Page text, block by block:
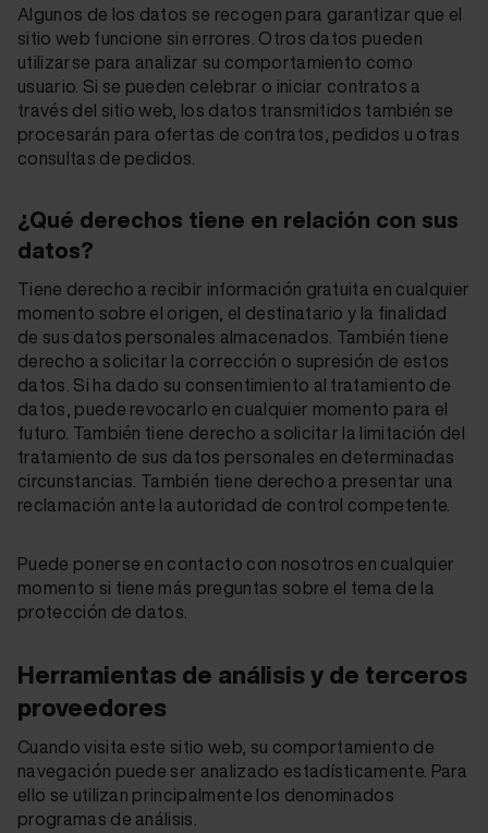
Algunos de los datos se recogen para garantizar que el
sitio web funcione sin errores. Otros datos pueden
utilizarse para analizar su comportamiento como
usuario. Si se pueden celebrar o iniciar contratos a
través del sitio web, los datos transmitidos también se
procesarán para ofertas de contratos, pedidos u otras
consultas de pedidos.
¿Qué derechos tiene en relación con sus
datos?
Tiene derecho a recibir información gratuita en cualquier
momento sobre el origen, el destinatario y la finalidad
de sus datos personales almacenados. También tiene
derecho a solicitar la corrección o supresión de estos
datos. Si ha dado su consentimiento al tratamiento de
datos, puede revocarlo en cualquier momento para el
futuro. También tiene derecho a solicitar la limitación del
tratamiento de sus datos personales en determinadas
circunstancias. También tiene derecho a presentar una
reclamación ante la autoridad de control competente.
Puede ponerse en contacto con nosotros en cualquier
momento si tiene más preguntas sobre el tema de la
protección de datos.
Herramientas de análisis y de terceros
proveedores
Cuando visita este sitio web, su comportamiento de
navegación puede ser analizado estadísticamente. Para
ello se utilizan principalmente los denominados
programas de análisis.